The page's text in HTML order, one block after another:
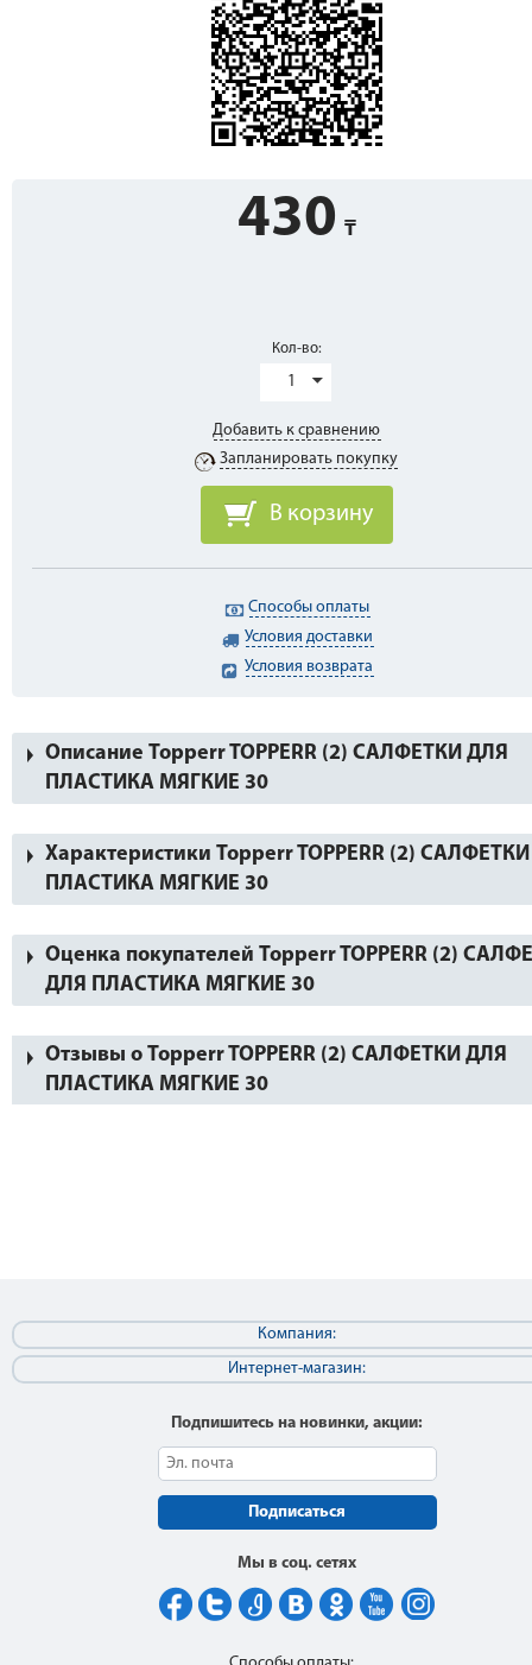
430
Кол-во:
1
Добавить к сравнению
Запланировать покупку
В корзину
Способы оплаты
Условия доставки
Условия возврата
Описание Topperr TOPPERR (2) САЛФЕТКИ ДЛЯ
ПЛАСТИКА МЯГКИЕ 30
Характеристики Topperr TOPPERR (2)
ПЛАСТИКА МЯГКИЕ 30
Оценка покупателей Topperr TOPPERR (2)
ДЛЯ ПЛАСТИКА МЯГКИЕ 30
Отзывы о Topperr TOPPERR (2) САЛФЕТКИ ДЛЯ
ПЛАСТИКА МЯГКИЕ 30
Компания:
Интернет-магазин:
Подпишитесь на новинки, акции:
Подписаться
Мы в соц. сетях